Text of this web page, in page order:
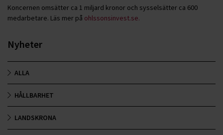
Koncernen omsätter ca 1 miljard kronor och sysselsätter ca 600
medarbetare. Läs mer på ohlssonsinvest.se.
Nyheter
ALLA
HÅLLBARHET
LANDSKRONA